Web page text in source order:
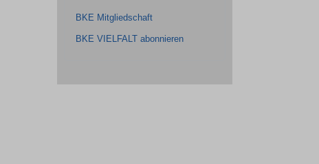
BKE Mitgliedschaft
BKE VIELFALT abonnieren